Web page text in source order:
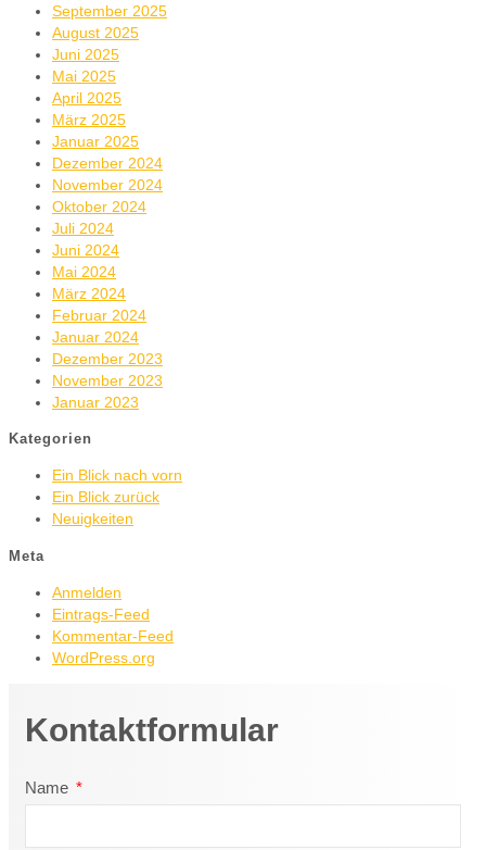
September 2025
August 2025
Juni 2025
Mai 2025
April 2025
März 2025
Januar 2025
Dezember 2024
November 2024
Oktober 2024
Juli 2024
Juni 2024
Mai 2024
März 2024
Februar 2024
Januar 2024
Dezember 2023
November 2023
Januar 2023
Kategorien
Ein Blick nach vorn
Ein Blick zurück
Neuigkeiten
Meta
Anmelden
Eintrags-Feed
Kommentar-Feed
WordPress.org
Kontaktformular
Name